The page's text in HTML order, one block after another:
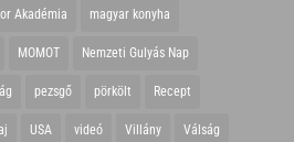
Akadémia magyar konyha
MOMOT Nemzeti Gulyás Nap
pezsgő pörkölt Recept
USA videó Villány Válság